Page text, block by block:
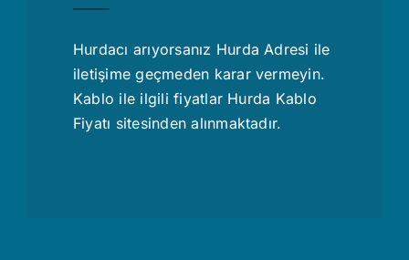
Hurdacı arıyorsanız Hurda Adresi ile
iletişime geçmeden karar vermeyin.
Kablo ile ilgili fiyatlar Hurda Kablo
Fiyatı sitesinden alınmaktadır.